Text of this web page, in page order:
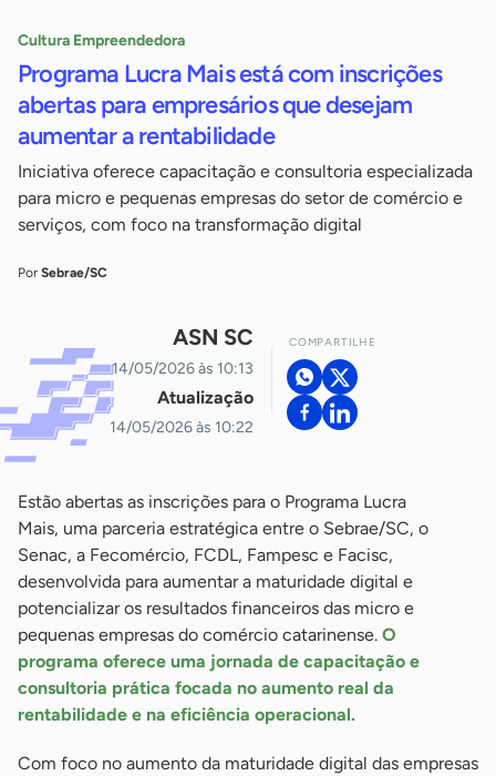
Cultura Empreendedora
Programa Lucra Mais está com inscrições
abertas para empresários que desejam
aumentar a rentabilidade
Iniciativa oferece capacitação e consultoria especializada
para micro e pequenas empresas do setor de comércio e
serviços, com foco na transformação digital
Por Sebrae/SC
ASN SC
14/05/2026 às 10:13
Atualização
14/05/2026 às 10:22
COMPARTILHE
Estão abertas as inscrições para o Programa Lucra
Mais, uma parceria estratégica entre o Sebrae/SC, o
Senac, a Fecomércio, FCDL, Fampesc e Facisc,
desenvolvida para aumentar a maturidade digital e
potencializar os resultados financeiros das micro e
pequenas empresas do comércio catarinense. O
programa oferece uma jornada de capacitação e
consultoria prática focada no aumento real da
rentabilidade e na eficiência operacional.
Com foco no aumento da maturidade digital das empresas